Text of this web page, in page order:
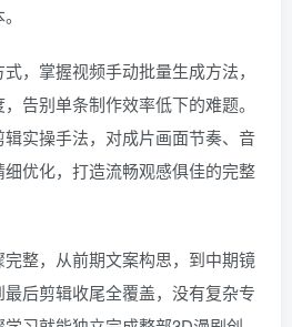
，掌握视频手动批量生成方法，
告别单条制作效率低下的难题。
实操手法，对成片画面节奏、音
优化，打造流畅观感俱佳的完整
整，从前期文案构思，到中期镜
后剪辑收尾全覆盖，没有复杂专